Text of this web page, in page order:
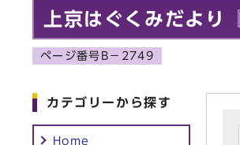
上京はぐくみだより
ページ番号B－2749
カテゴリーから探す
Home